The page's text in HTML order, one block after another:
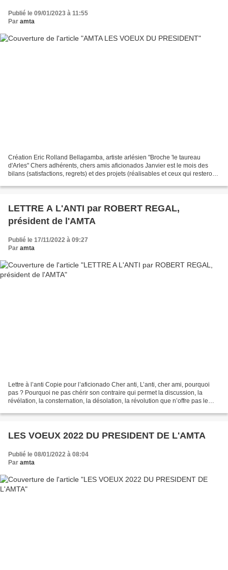
Publié le 09/01/2023 à 11:55
Par amta
Création Eric Rolland Bellagamba, artiste arlésien "Broche 'le taureau
d'Arles" Chers adhérents, chers amis aficionados Janvier est le mois des
bilans (satisfactions, regrets) et des projets (réalisables et ceux qui resteront
LETTRE A L'ANTI par ROBERT REGAL,
président de l'AMTA
Publié le 17/11/2022 à 09:27
Par amta
Lettre à l’anti Copie pour l’aficionado Cher anti, L’anti, cher ami, pourquoi
pas ? Pourquoi ne pas chérir son contraire qui permet la discussion, la
révélation, la consternation, la désolation, la révolution que n’offre pas le
LES VOEUX 2022 DU PRESIDENT DE L'AMTA
Publié le 08/01/2022 à 08:04
Par amta